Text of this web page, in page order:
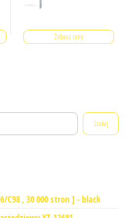
Zobacz cenę
Szukaj
C98 , 30 000 stron ] - black